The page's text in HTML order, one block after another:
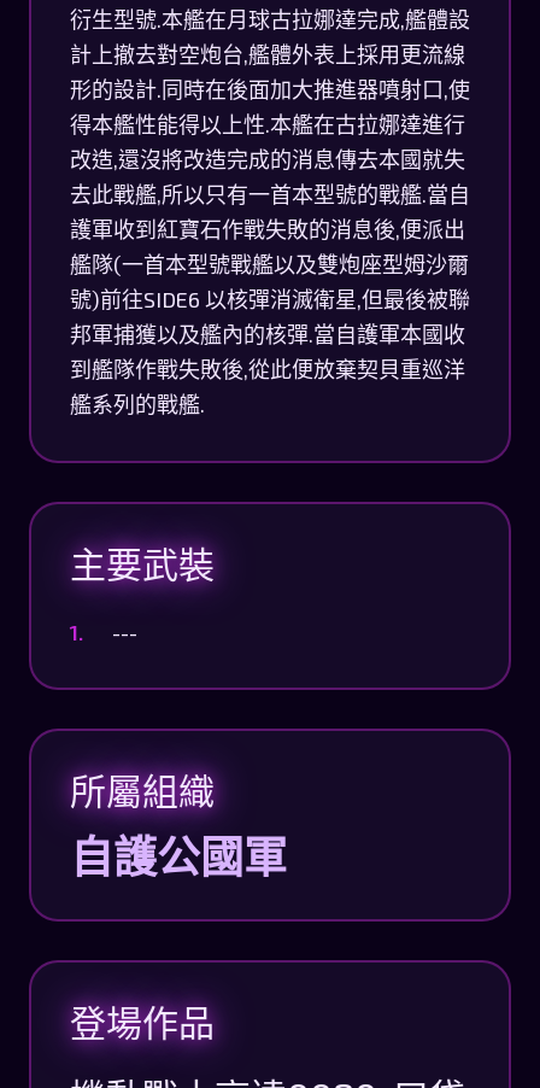
衍生型號.本艦在月球古拉娜達完成,艦體設
計上撤去對空炮台,艦體外表上採用更流線
形的設計.同時在後面加大推進器噴射口,使
得本艦性能得以上性.本艦在古拉娜達進行
改造,還沒將改造完成的消息傳去本國就失
去此戰艦,所以只有一首本型號的戰艦.當自
護軍收到紅寶石作戰失敗的消息後,便派出
艦隊(一首本型號戰艦以及雙炮座型姆沙爾
號)前往SIDE6 以核彈消滅衛星,但最後被聯
邦軍捕獲以及艦內的核彈.當自護軍本國收
到艦隊作戰失敗後,從此便放棄契貝重巡洋
艦系列的戰艦.
主要武裝
---
所屬組織
自護公國軍
登場作品